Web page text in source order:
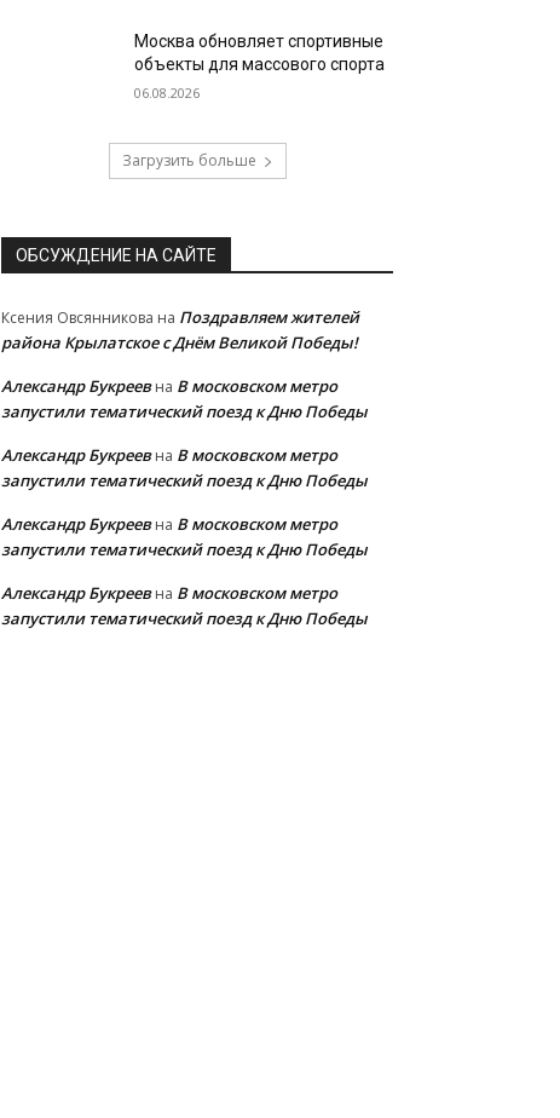
Москва обновляет спортивные
объекты для массового спорта
06.08.2026
Загрузить больше
ОБСУЖДЕНИЕ НА САЙТЕ
Ксения Овсянникова на Поздравляем жителей
района Крылатское с Днём Великой Победы!
Александр Букреевна В московском метро
запустили тематический поезд к Дню Победы
Александр Букреевна В московском метро
запустили тематический поезд к Дню Победы
Александр Букреевна В московском метро
запустили тематический поезд к Дню Победы
Александр Букреевна В московском метро
запустили тематический поезд к Дню Победы